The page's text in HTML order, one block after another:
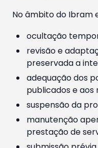
No âmbito do Ibram
ocultação
revisão e
preservada a
adequação dos
publicados e aos
suspensão da
manutenção
prestação de